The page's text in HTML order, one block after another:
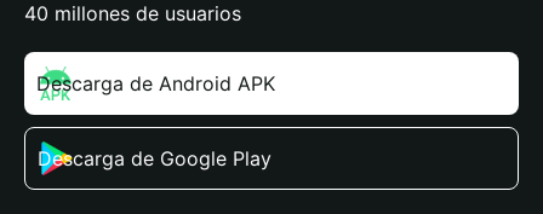
40 millones de usuarios
Descarga de Android APK
Descarga de Google Play